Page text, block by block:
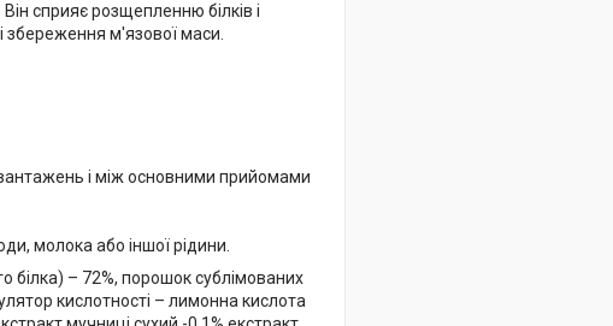
сприяє розщепленню білків і
збереження м'язової маси.
і між основними прийомами
молока або іншої рідини.
білка) – 72%, порошок сублімованих
кислотності – лимонна кислота